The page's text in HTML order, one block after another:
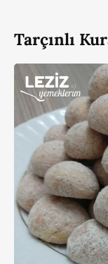
Tarçınlı